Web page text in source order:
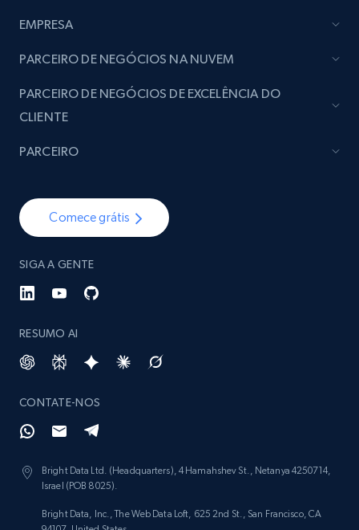
EMPRESA
Comece grátis
SIGA A GENTE
RESUMO AI
CONTATE-NOS
Bright Data Ltd. (Headquarters), 4 Hamahshev St., Netanya 4250714,
Israel (POB 8025).
Bright Data, Inc., The Web Data Loft, 625 2nd St., San Francisco, CA
PARCEIRO DE NEGÓCIOS NA NUVEM
PARCEIRO DE NEGÓCIOS DE EXCELÊNCIA DO
CLIENTE
PARCEIRO